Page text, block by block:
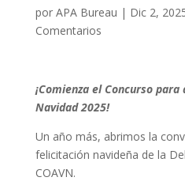
por APA Bureau | Dic 2,
Comentarios
¡Comienza el Concurso
Navidad 2025!
Un año más, abrimos la
felicitación navideña de la
COAVN.